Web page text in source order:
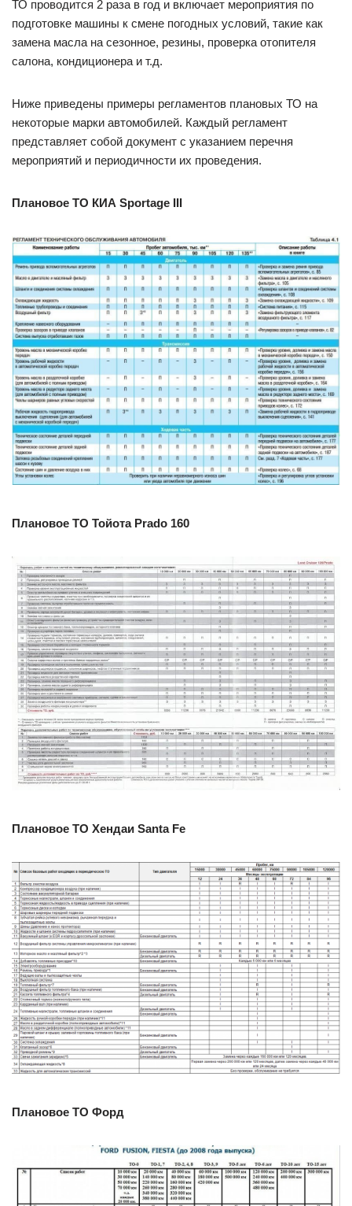
ТО проводится 2 раза в год и включает мероприятия по
подготовке машины к смене погодных условий, такие как
замена масла на сезонное, резины, проверка отопителя
салона, кондиционера и т.д.
Ниже приведены примеры регламентов плановых ТО на
некоторые марки автомобилей. Каждый регламент
представляет собой документ с указанием перечня
мероприятий и периодичности их проведения.
Плановое ТО КИА Sportage III
Плановое ТО Тойота Prado 160
Плановое ТО Хендаи Santa Fe
Плановое ТО Форд